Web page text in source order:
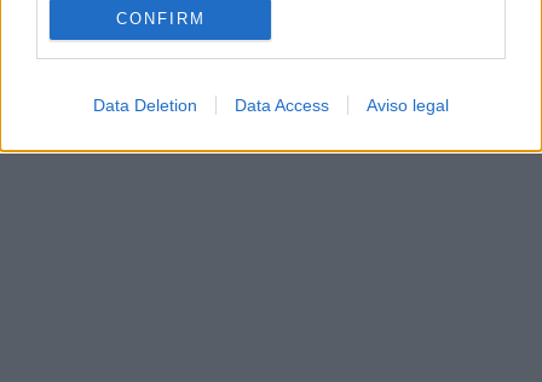
CONFIRM
Data Deletion Data Access Aviso legal